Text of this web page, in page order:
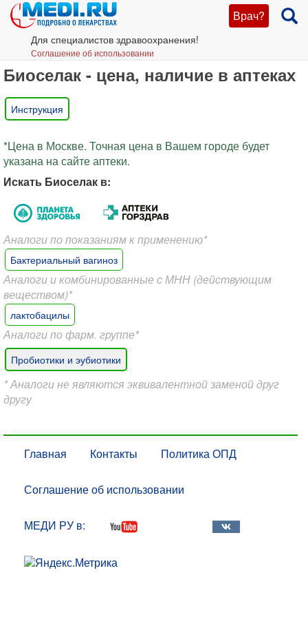
Врач?
Для специалистов здравоохранения!
Соглашение об использовании
Биоселак - цена, наличие в аптеках
Инструкция
*Цена в Москве. Точная цена в Вашем городе будет
указана на сайте аптеки.
Искать Биоселак в:
Аналоги по показаниям к применению*
Бактериальный вагиноз
Аналоги и комбинированные с МНН (действующим
веществом)*
лактобацилы
Аналоги по фарм. группе*
Пробиотики и эубиотики
* Аналоги не являются эквивалентной заменой друг
другу
Главная Контакты Политика ОПД
Соглашение об использовании
МЕДИ РУ в: